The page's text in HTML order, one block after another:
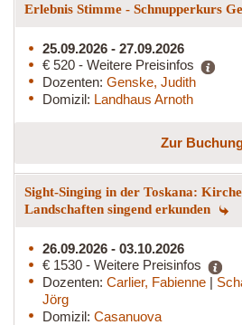
Erlebnis Stimme - Schnupperkurs
25.09.2026 - 27.09.2026
€ 520 - Weitere Preisinfos
Dozenten: Genske, Judith
Domizil: Landhaus Arnoth
Zur
Sight-Singing in der Toskana:
Landschaften singend erkunden
26.09.2026 - 03.10.2026
€ 1530 - Weitere Preisinfos
Dozenten: Carlier, Fabienne |
Jörg
Domizil: Casanuova